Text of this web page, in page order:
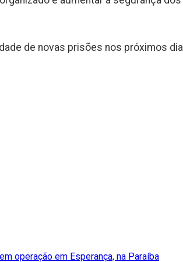
de novas prisões nos próximos
operação em Esperança, na Paraíba